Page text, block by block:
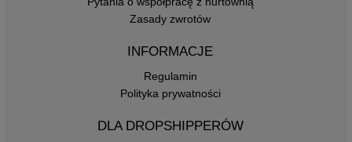
Zasady zwrotów
INFORMACJE
Regulamin
Polityka prywatności
DLA DROPSHIPPERÓW